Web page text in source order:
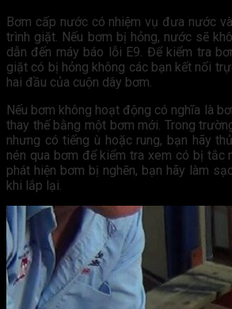
Bơm cấp nước có nhiệm vụ đưa nước
trình giặt. Nếu bơm bị hỏng, nước sẽ
dẫn đến máy báo lỗi E9. Để kiểm tra
giặt có bị hỏng không các bạn kết nối
hai đầu của cuộn dây bơm.
Nếu bơm không hoạt động có nghĩa là
thay thế bằng một bơm mới. Trong
nhưng có tiếng ù hoặc rung, bạn hãy
nén qua bơm để kiểm tra xem có bị tắc
phát hiện bơm bị nghẽn, bạn hãy làm
khi lắp lại.